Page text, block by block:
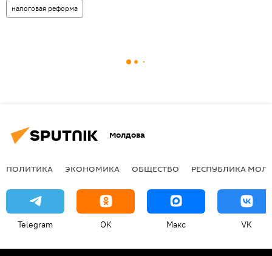
налоговая реформа
Молдова
ПОЛИТИКА ЭКОНОМИКА ОБЩЕСТВО РЕСПУБЛИКА
Telegram OK Макс VK